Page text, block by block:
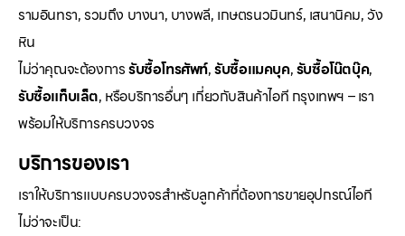
รามอินทรา, รวมถึง บางนา, บางพลี, เกษตรนวมินทร์, เสนานิคม, วัง
หิน
ไม่ว่าคุณจะต้องการรับซื้อโทรศัพท์,รับซื้อแมคบุค,รับซื้อโน๊ตบุ๊ค,
รับซื้อแท็บเล็ต, หรือบริการอื่นๆ เกี่ยวกับสินค้าไอที กรุงเทพฯ – เรา
พร้อมให้บริการครบวงจร
บริการของเรา
เราให้บริการแบบครบวงจรสำหรับลูกค้าที่ต้องการขายอุปกรณ์ไอที
ไม่ว่าจะเป็น: